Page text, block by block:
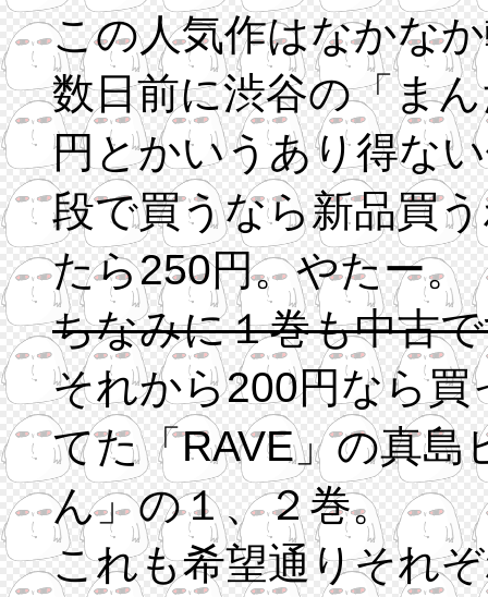
この人気作はなかな
数日前に渋谷の「ま
円とかいうあり得な
段で買うなら新品買
たら250円。やたー。
ちなみに１巻も中古
それから200円なら
てた「RAVE」の真
ん」の１、２巻。
これも希望通りそれ